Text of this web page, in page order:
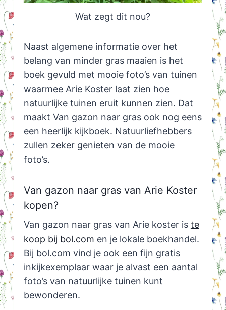
Wat zegt dit nou?
Naast algemene informatie over het
belang van minder gras maaien is het
boek gevuld met mooie foto’s van tuinen
waarmee Arie Koster laat zien hoe
natuurlijke tuinen eruit kunnen zien. Dat
maakt Van gazon naar gras ook nog eens
een heerlijk kijkboek. Natuurliefhebbers
zullen zeker genieten van de mooie
foto’s.
Van gazon naar gras van Arie Koster
kopen?
Van gazon naar gras van Arie koster is te
koop bij bol.com en je lokale boekhandel.
Bij bol.com vind je ook een fijn gratis
inkijkexemplaar waar je alvast een aantal
foto’s van natuurlijke tuinen kunt
bewonderen.